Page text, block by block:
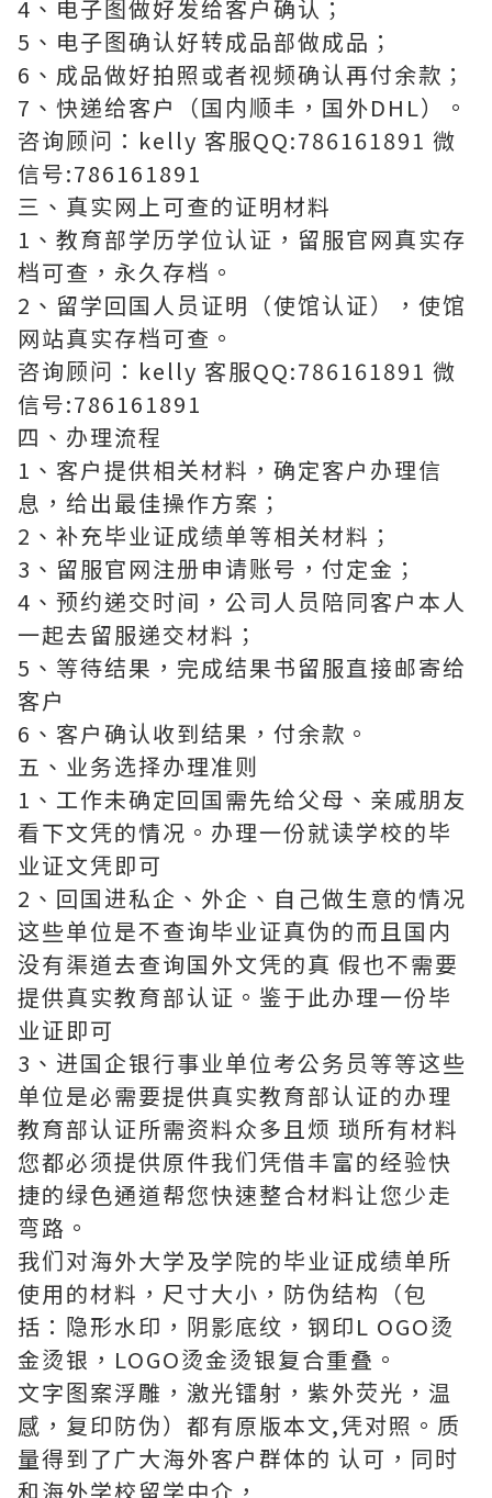
4、电子图做好发给客户确认；
5、电子图确认好转成品部做成品；
6、成品做好拍照或者视频确认再付余款；
7、快递给客户（国内顺丰，国外DHL）。
咨询顾问：kelly 客服QQ:786161891 微
信号:786161891
三、真实网上可查的证明材料
1、教育部学历学位认证，留服官网真实存
档可查，永久存档。
2、留学回国人员证明（使馆认证），使馆
网站真实存档可查。
咨询顾问：kelly 客服QQ:786161891 微
信号:786161891
四、办理流程
1、客户提供相关材料，确定客户办理信
息，给出最佳操作方案；
2、补充毕业证成绩单等相关材料；
3、留服官网注册申请账号，付定金；
4、预约递交时间，公司人员陪同客户本人
一起去留服递交材料；
5、等待结果，完成结果书留服直接邮寄给
客户
6、客户确认收到结果，付余款。
五、业务选择办理准则
1、工作未确定回国需先给父母、亲戚朋友
看下文凭的情况。办理一份就读学校的毕
业证文凭即可
2、回国进私企、外企、自己做生意的情况
这些单位是不查询毕业证真伪的而且国内
没有渠道去查询国外文凭的真 假也不需要
提供真实教育部认证。鉴于此办理一份毕
业证即可
3、进国企银行事业单位考公务员等等这些
单位是必需要提供真实教育部认证的办理
教育部认证所需资料众多且烦 琐所有材料
您都必须提供原件我们凭借丰富的经验快
捷的绿色通道帮您快速整合材料让您少走
弯路。
我们对海外大学及学院的毕业证成绩单所
使用的材料，尺寸大小，防伪结构（包
括：隐形水印，阴影底纹，钢印L OGO烫
金烫银，LOGO烫金烫银复合重叠。
文字图案浮雕，激光镭射，紫外荧光，温
感，复印防伪）都有原版本文,凭对照。质
量得到了广大海外客户群体的 认可，同时
和海外学校留学中介，